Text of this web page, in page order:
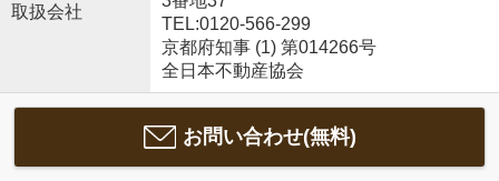
取扱会社
TEL:0120-566-299
京都府知事 (1) 第014266号
全日本不動産協会
お問い合わせ(無料)